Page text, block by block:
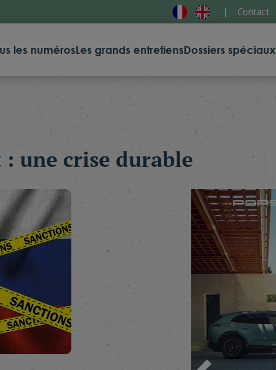
Contact
les numérosLes grands entretiensDossiers spéciaux
: une crise durable